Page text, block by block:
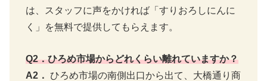
は、スタッフに声をかければ「すりおろしにんに
く」を無料で提供してもらえます。
Q2．ひろめ市場からどれくらい離れていますか？
A2．
ひろめ市場の南側出口から出て、大橋通り商